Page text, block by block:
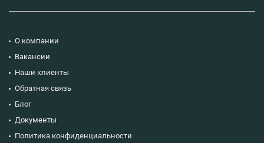
О компании
Вакансии
Наши клиенты
Обратная связь
Блог
Документы
Политика конфиденциальности